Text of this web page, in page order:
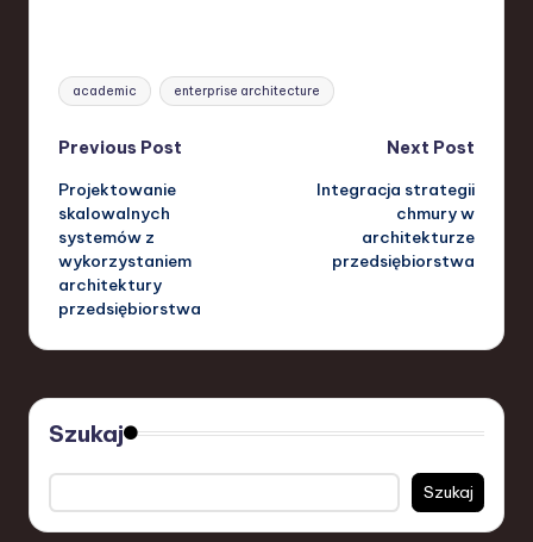
Tags:
academic enterprise architecture
Post
navigation
Previous Post
Projektowanie
skalowalnych
systemów z
wykorzystaniem
architektury
przedsiębiorstwa
Next Post
Integracja strategii
chmury w
architekturze
przedsiębiorstwa
Szukaj
Szukaj